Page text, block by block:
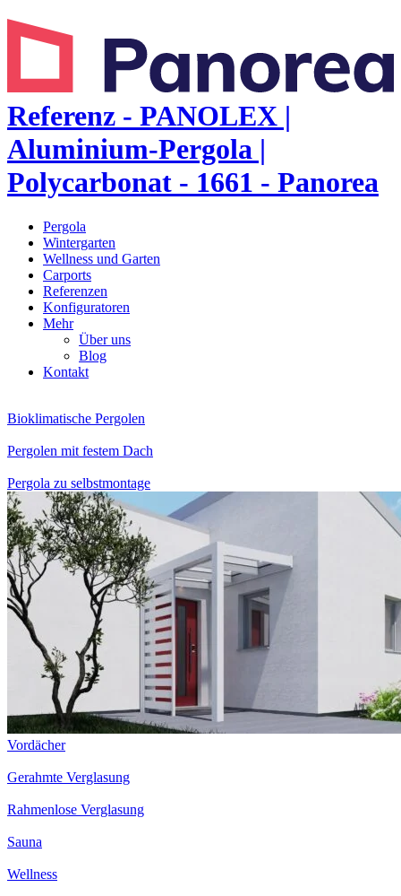
Referenz - PANOLEX |
Aluminium-Pergola |
Polycarbonat - 1661 - Panorea
Pergola
Wintergarten
Wellness und Garten
Carports
Referenzen
Konfiguratoren
Mehr
Über uns
Blog
Kontakt
Bioklimatische Pergolen
Pergolen mit festem Dach
Pergola zu selbstmontage
Vordächer
Gerahmte Verglasung
Rahmenlose Verglasung
Sauna
Wellness